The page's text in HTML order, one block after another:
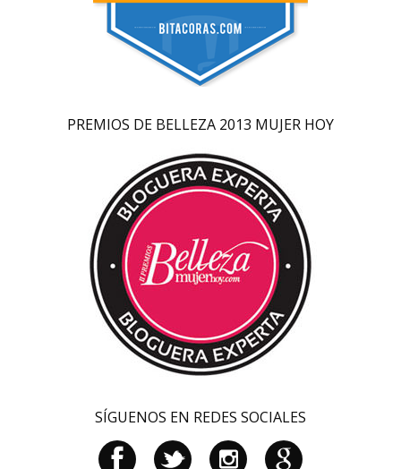
PREMIOS DE BELLEZA 2013 MUJER HOY
SÍGUENOS EN REDES SOCIALES